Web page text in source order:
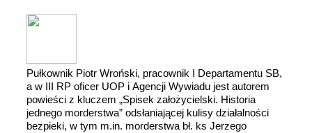
Pułkownik Piotr Wroński, pracownik I Departamentu SB,
a w III RP oficer UOP i Agencji Wywiadu jest autorem
powieści z kluczem „Spisek założycielski. Historia
jednego morderstwa” odsłaniającej kulisy działalności
bezpieki, w tym m.in. morderstwa bł. ks Jerzego